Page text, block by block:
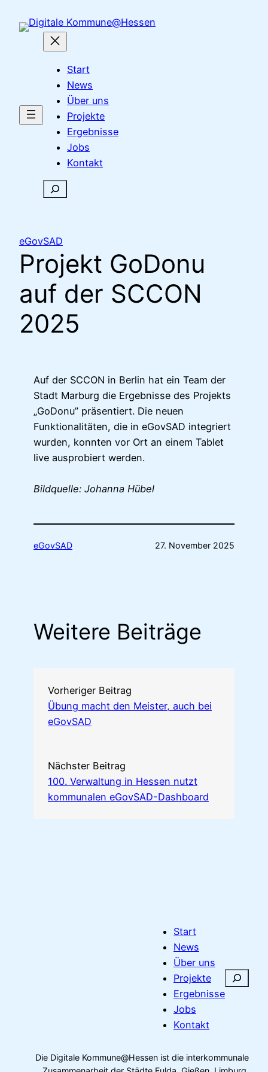
Inhalt
Start
News
Über uns
Projekte
Ergebnisse
Jobs
Kontakt
Suchen
eGovSAD
Projekt GoDonu
auf der SCCON
2025
Auf der SCCON in Berlin hat ein Team der
Stadt Marburg die Ergebnisse des Projekts
„GoDonu” präsentiert. Die neuen
Funktionalitäten, die in eGovSAD integriert
wurden, konnten vor Ort an einem Tablet
live ausprobiert werden.
Bildquelle: Johanna Hübel
eGovSAD 27. November 2025
Weitere Beiträge
Vorheriger Beitrag
Übung macht den Meister, auch bei
eGovSAD
Nächster Beitrag
100. Verwaltung in Hessen nutzt
kommunalen eGovSAD-Dashboard
Start
News
Über uns
Projekte
Ergebnisse
Jobs
Kontakt
u
n
Die Digitale Kommune@Hessen ist die interkommunale